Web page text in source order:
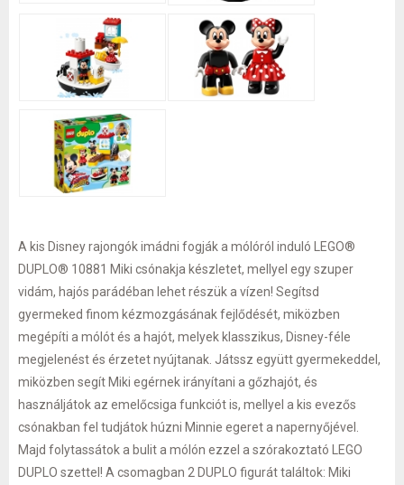
A kis Disney rajongók imádni fogják a mólóról induló LEGO®
DUPLO® 10881 Miki csónakja készletet, mellyel egy szuper
vidám, hajós parádéban lehet részük a vízen! Segítsd
gyermeked finom kézmozgásának fejlődését, miközben
megépíti a mólót és a hajót, melyek klasszikus, Disney-féle
megjelenést és érzetet nyújtanak. Játssz együtt gyermekeddel,
miközben segít Miki egérnek irányítani a gőzhajót, és
használjátok az emelőcsiga funkciót is, mellyel a kis evezős
csónakban fel tudjátok húzni Minnie egeret a napernyőjével.
Majd folytassátok a bulit a mólón ezzel a szórakoztató LEGO
DUPLO szettel! A csomagban 2 DUPLO figurát találtok: Miki